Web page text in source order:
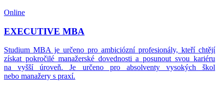
Online
EXECUTIVE MBA
Studium MBA je určeno pro ambiciózní profesionály, kteří chtějí
získat pokročilé manažerské dovednosti a posunout svou kariéru
na vyšší úroveň. Je určeno pro absolventy vysokých škol
nebo manažery s praxí.